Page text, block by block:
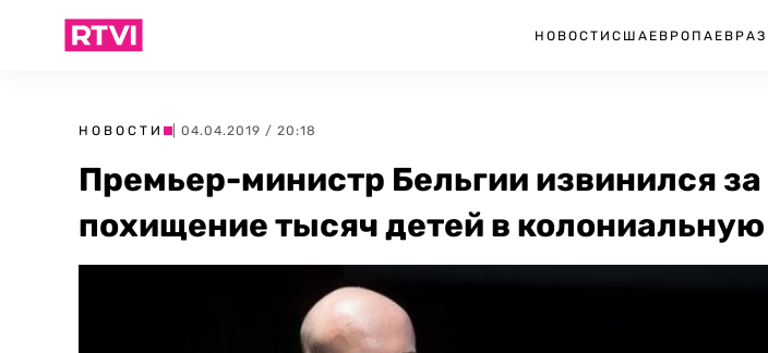
НОВОСТИ США ЕВРОПА
НОВОСТИ | 04.04.2019 / 20:18
Премьер-министр Бельгии извинился за
похищение тысяч детей в